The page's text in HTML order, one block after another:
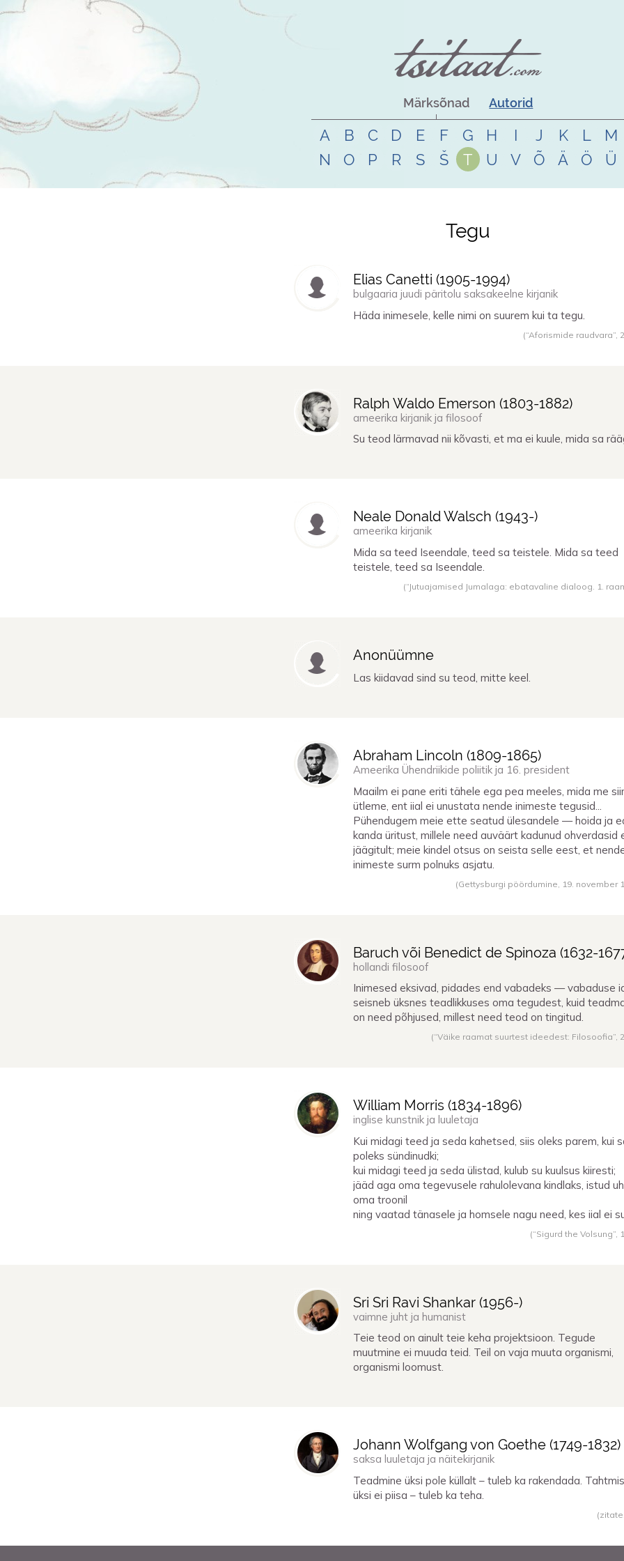
Märksõnad Autorid
A B C D E F G H I J K L
M
N
O P R S Š T U V Õ Ä Ö Ü
Tegu
Elias Canetti (1905-1994)
bulgaaria juudi päritolu saksakeelne kirjanik
Häda inimesele, kelle nimi on suurem kui ta tegu.
(“Aforismide raudvara”,
Ralph Waldo Emerson (1803-1882)
ameerika kirjanik ja filosoof
Su teod lärmavad nii kõvasti, et ma ei kuule, mida sa
Neale Donald Walsch (1943-)
ameerika kirjanik
Mida sa teed Iseendale, teed sa teistele. Mida sa teed
teistele, teed sa Iseendale.
(“Jutuajamised Jumalaga: ebatavaline dialoog. 1.
Anonüümne
Las kiidavad sind su teod, mitte keel.
Abraham Lincoln (1809-1865)
Ameerika Ühendriikide poliitik ja 16. president
Maailm ei pane eriti tähele ega pea meeles, mida me
ütleme, ent iial ei unustata nende inimeste tegusid...
Pühendugem meie ette seatud ülesandele — hoida ja
kanda üritust, millele need auväärt kadunud ohverdasid
jäägitult; meie kindel otsus on seista selle eest, et
inimeste surm polnuks asjatu.
(Gettysburgi pöördumine, 19. november
Baruch või Benedict de Spinoza (1632-
hollandi filosoof
Inimesed eksivad, pidades end vabadeks — vabaduse
seisneb üksnes teadlikkuses oma tegudest, kuid
on need põhjused, millest need teod on tingitud.
(“Väike raamat suurtest ideedest: Filosoofia”,
William Morris (1834-1896)
inglise kunstnik ja luuletaja
Kui midagi teed ja seda kahetsed, siis oleks parem, kui
poleks sündinudki;
kui midagi teed ja seda ülistad, kulub su kuulsus kiiresti;
jääd aga oma tegevusele rahulolevana kindlaks, istud
oma troonil
ning vaatad tänasele ja homsele nagu need, kes iial ei
(“Sigurd the Volsung”,
Sri Sri Ravi Shankar (1956-)
vaimne juht ja humanist
Teie teod on ainult teie keha projektsioon. Tegude
muutmine ei muuda teid. Teil on vaja muuta organismi,
organismi loomust.
Johann Wolfgang von Goethe (1749-1832)
saksa luuletaja ja näitekirjanik
Teadmine üksi pole küllalt – tuleb ka rakendada.
üksi ei piisa – tuleb ka teha.